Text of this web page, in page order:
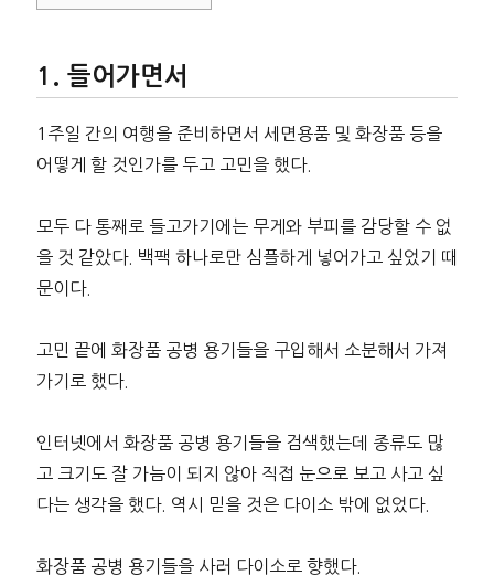
들어가면서
1주일 간의 여행을 준비하면서 세면용품 및 화장품 등을
어떻게 할 것인가를 두고 고민을 했다.
모두 다 통째로 들고가기에는 무게와 부피를 감당할 수 없
을 것 같았다. 백팩 하나로만 심플하게 넣어가고 싶었기 때
문이다.
고민 끝에 화장품 공병 용기들을 구입해서 소분해서 가져
가기로 했다.
인터넷에서 화장품 공병 용기들을 검색했는데 종류도 많
고 크기도 잘 가늠이 되지 않아 직접 눈으로 보고 사고 싶
다는 생각을 했다. 역시 믿을 것은 다이소 밖에 없었다.
화장품 공병 용기들을 사러 다이소로 향했다.